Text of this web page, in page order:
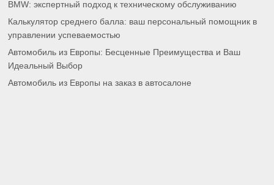
BMW: экспертный подход к техническому обслуживанию
Калькулятор среднего балла: ваш персональный помощник в
управлении успеваемостью
Автомобиль из Европы: Бесценные Преимущества и Ваш
Идеальный Выбор
Автомобиль из Европы на заказ в автосалоне